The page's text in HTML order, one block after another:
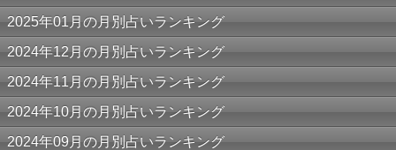
2025年01月の月別占いランキング
2024年12月の月別占いランキング
2024年11月の月別占いランキング
2024年10月の月別占いランキング
2024年09月の月別占いランキング